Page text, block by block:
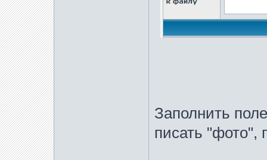
Заполнить
писать "фото",